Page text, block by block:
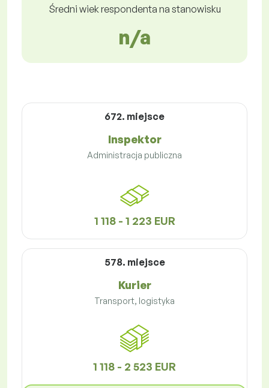
Średni wiek respondenta na stanowisku
n/a
672. miejsce
Inspektor
Administracja publiczna
1 118 - 1 223 EUR
578. miejsce
Kurier
Transport, logistyka
1 118 - 2 523 EUR